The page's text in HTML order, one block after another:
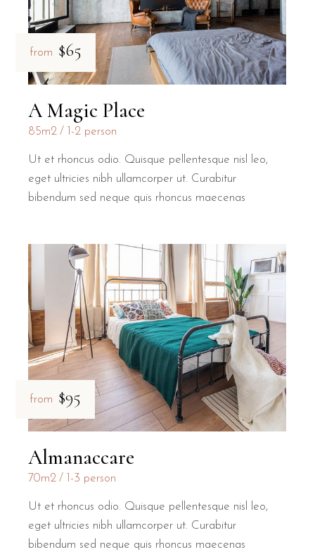
from $65
A Magic Place
85m2 1-2 person
Ut et rhoncus odio. Quisque pellentesque nisl leo,
eget ultricies nibh ullamcorper ut. Curabitur
bibendum sed neque quis rhoncus maecenas
from $95
Almanaccare
70m2 1-3 person
Ut et rhoncus odio. Quisque pellentesque nisl leo,
eget ultricies nibh ullamcorper ut. Curabitur
bibendum sed neque quis rhoncus maecenas